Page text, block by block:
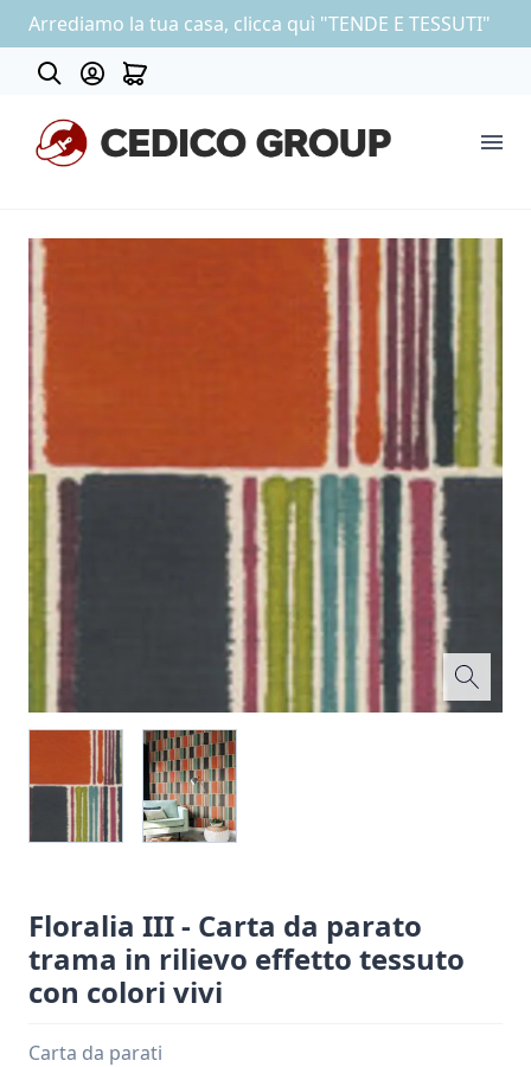
Arrediamo la tua casa, clicca quì "TENDE E TESSUTI"
COLLEZIONE CARTA DA PARATI
OUTLET
Floralia III - Carta da parato
trama in rilievo effetto tessuto
con colori vivi
Carta da parati